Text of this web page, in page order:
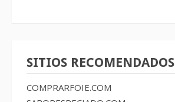
SITIOS RECOMENDADOS
COMPRARFOIE.COM